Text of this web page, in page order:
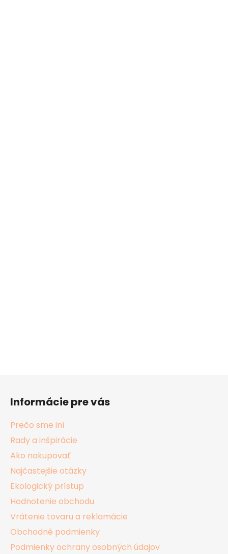
Informácie pre vás
Prečo sme iní
Rady a inšpirácie
Ako nakupovať
Najčastejšie otázky
Ekologický prístup
Hodnotenie obchodu
Vrátenie tovaru a reklamácie
Obchodné podmienky
Podmienky ochrany osobných údajov